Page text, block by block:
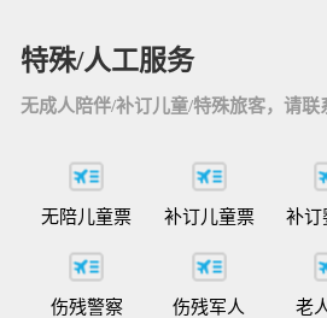
特殊/人工服务
无成人陪伴/补订儿童/特殊旅客，请联
无陪儿童票 补订儿童票 补订
伤残警察 伤残军人 老